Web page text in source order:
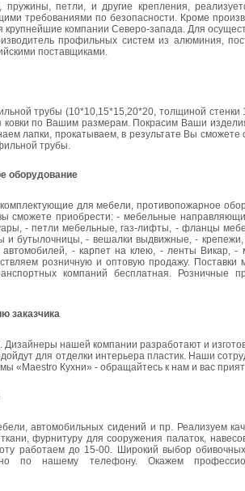
пружины, петли, и другие крепления,
требованиями по безопасности. Кроме
компании Северо-запада. Для
профильных систем из алюминия,
поставщиками.
трубы (10*10,15*15,20*20, толщиной стенки
по Вашим размерам. Покрасим Ваши
лапки, прокатываем, в результате Вы
трубы.
оборудование
для мебели, противопожарное
сможете приобрести: - мебельные
- петли мебельные, газ-лифты, - фланцы
бутылочницы, - вешалки выдвижные, -
- карпет на клею, - ленты Викар,
розничную и оптовую продажу. Поставки
компаний бесплатная. Розничные
заказчика
Дизайнеры нашей компании разработают и
для отделки интерьера пластик. Наши
«Maestro Кухни» - обращайтесь к нам и вас
автомобильных сидений и пр. Реализуем
фурнитуру для сооружения палаток,
работаем до 15-00. Широкий выбор
по нашему телефону. Окажем